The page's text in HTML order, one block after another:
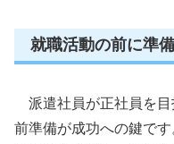
就職活動の前に準
派遣社員が正社員を目
前準備が成功への鍵で